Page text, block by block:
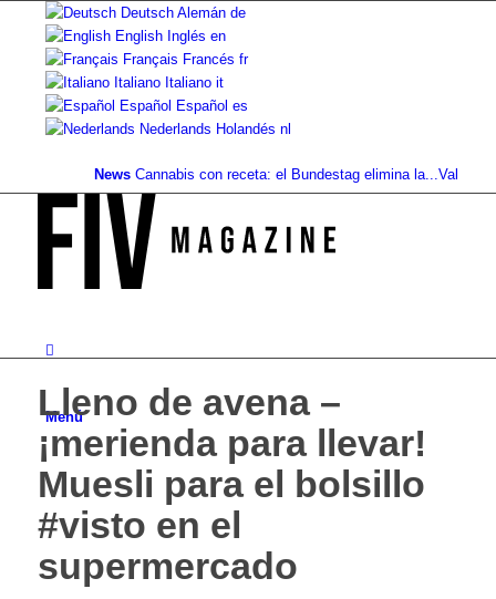
Deutsch Alemán de
English Inglés en
Français Francés fr
Italiano Italiano it
Español Español es
Nederlands Holandés nl
News Cannabis con receta: el Bundestag elimina la... Valor del
Menú
Lleno de avena –
¡merienda para llevar!
Muesli para el bolsillo
#visto en el
supermercado